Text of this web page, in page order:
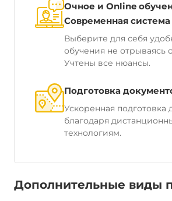
Очное и Online
Современная система
Выберите для себя
обучения не отрываясь
Учтены все нюансы.
Подготовка
Ускоренная подготовка
благодаря
технологиям.
Дополнительные виды